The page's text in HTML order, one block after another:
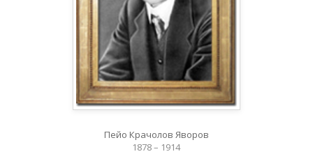
Пейо Крачолов Яворов
1878 – 1914